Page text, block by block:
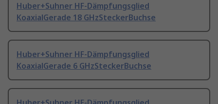
Huber+Suhner HF-Dämpfungsglied
KoaxialGerade 18 GHzSteckerBuchse
Huber+Suhner HF-Dämpfungsglied
KoaxialGerade 6 GHzSteckerBuchse